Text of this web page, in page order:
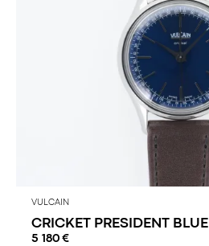
VULCAIN
CRICKET PRESIDENT BLUE
5 180 €